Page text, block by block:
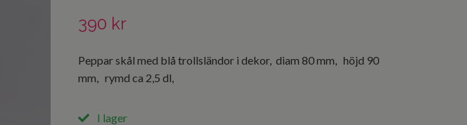
390 kr
Peppar skål med blå trollsländor i dekor, diam 80 mm, höjd 90
mm, rymd ca 2,5 dl,
I lager